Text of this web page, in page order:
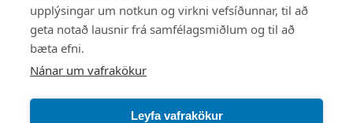
upplýsingar um notkun og virkni vefsíðunnar, til að
geta notað lausnir frá samfélagsmiðlum og til að
bæta efni.
Nánar um vafrakökur
Leyfa vafrakökur
Mest skoðað
Starfsstöðvar